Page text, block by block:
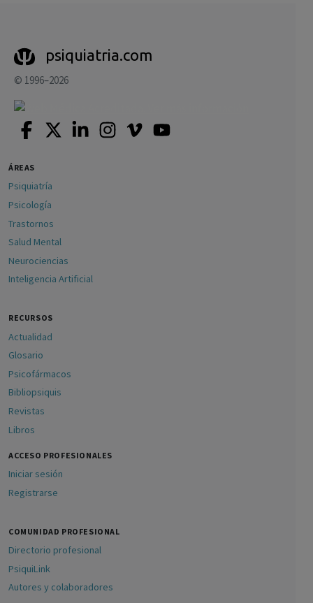
psiquiatria.com
© 1996–2026
ÁREAS
Psiquiatría
Psicología
Trastornos
Salud Mental
Neurociencias
Inteligencia Artificial
RECURSOS
Actualidad
Glosario
Psicofármacos
Bibliopsiquis
Revistas
Libros
ACCESO PROFESIONALES
Iniciar sesión
Registrarse
COMUNIDAD PROFESIONAL
Directorio profesional
PsiquiLink
Autores y colaboradores